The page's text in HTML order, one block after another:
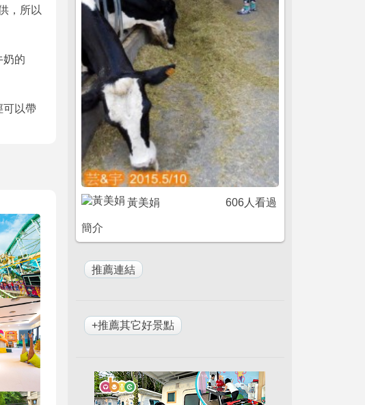
，所以
奶的
可以帶
黃美娟 606人看過
簡介
+推薦其它好景點